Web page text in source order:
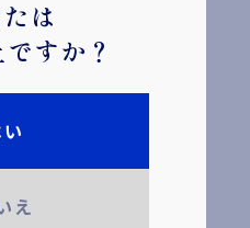
720ml
瓶
2,020円
4901061 004296
300ml
は
すか？
え